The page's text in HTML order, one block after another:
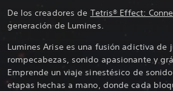
De los creadores de Tetris® Effect:
generación de Lumines.
Lumines Arise es una fusión adictiva
rompecabezas, sonido apasionante y
Emprende un viaje sinestésico de
etapas hechas a mano, donde cada